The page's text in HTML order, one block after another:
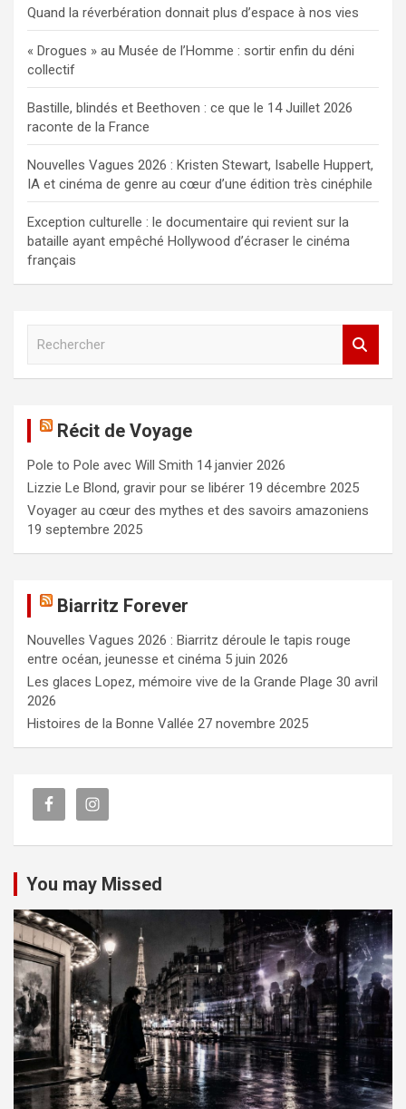
Quand la réverbération donnait plus d’espace à nos vies
« Drogues » au Musée de l’Homme : sortir enfin du déni
collectif
Bastille, blindés et Beethoven : ce que le 14 Juillet 2026
raconte de la France
Nouvelles Vagues 2026 : Kristen Stewart, Isabelle Huppert,
IA et cinéma de genre au cœur d’une édition très cinéphile
Exception culturelle : le documentaire qui revient sur la
bataille ayant empêché Hollywood d’écraser le cinéma
français
c
h
e
r
Récit de Voyage
Pole to Pole avec Will Smith 14 janvier 2026
Lizzie Le Blond, gravir pour se libérer 19 décembre 2025
Voyager au cœur des mythes et des savoirs amazoniens
19 septembre 2025
Biarritz Forever
Nouvelles Vagues 2026 : Biarritz déroule le tapis rouge
entre océan, jeunesse et cinéma 5 juin 2026
Les glaces Lopez, mémoire vive de la Grande Plage 30 avril
2026
Histoires de la Bonne Vallée 27 novembre 2025
You may Missed